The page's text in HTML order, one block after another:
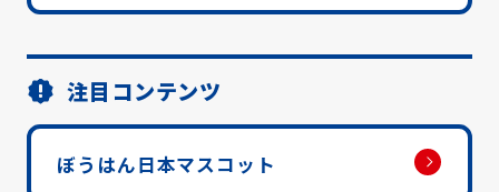
注目コンテンツ
ぼうはん日本マスコット